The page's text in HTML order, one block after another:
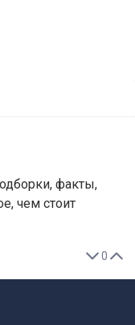
факты,
чем стоит
0